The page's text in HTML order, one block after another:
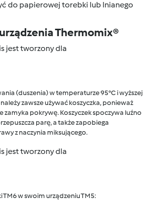
do papierowej torebki lub lnianego
Thermomix®
jest tworzony dla
(duszenia) w temperaturze 95°C i wyższej
zawsze używać koszyczka, ponieważ
zamyka pokrywę. Koszyczek spoczywa luźno
parę, a także zapobiega
z naczynia miksującego.
jest tworzony dla
TM6 w swoim urządzeniu TM5: